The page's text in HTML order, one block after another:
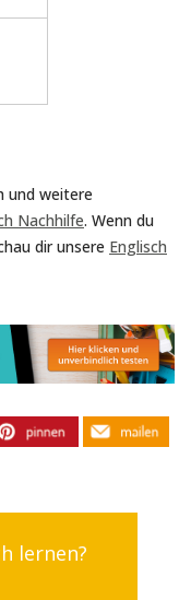
und weitere
Nachhilfe. Wenn du
dir unsere Englisch
lernen?